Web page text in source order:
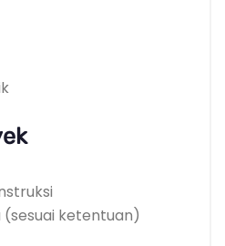
ketentuan)